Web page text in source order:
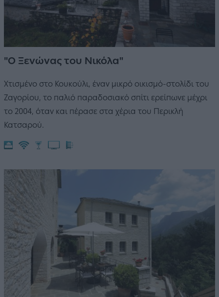
"Ο Ξενώνας του Νικόλα"
Χτισμένο στο Κουκούλι, έναν μικρό οικισμό-στολίδι του
Ζαγορίου, το παλιό παραδοσιακό σπίτι ερείπωνε μέχρι
το 2004, όταν και πέρασε στα χέρια του Περικλή
Κατσαρού.